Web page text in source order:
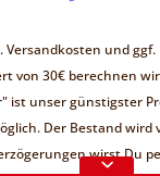
❤
Versandkosten und
von 30€ berechnen
ist unser günstigster
Der Bestand
wirst Du